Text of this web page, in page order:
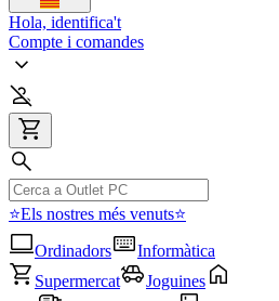
Hola, identifica't
Compte i comandes
⭐Els nostres més venuts⭐
Ordinadors
Informàtica
Supermercat
Joguines